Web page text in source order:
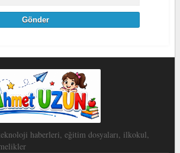
haberleri, eğitim dosyaları, ilkokul,